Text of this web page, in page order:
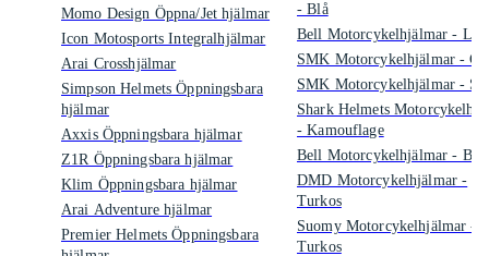
Momo Design Öppna/Jet hjälmar
Icon Motosports Integralhjälmar
Arai Crosshjälmar
Simpson Helmets Öppningsbara
hjälmar
Axxis Öppningsbara hjälmar
Z1R Öppningsbara hjälmar
Klim Öppningsbara hjälmar
Arai Adventure hjälmar
Premier Helmets Öppningsbara
- Blå
Bell Motorcykelhjälmar - Lila
SMK Motorcykelhjälmar -
SMK Motorcykelhjälmar -
Shark Helmets
- Kamouflage
Bell Motorcykelhjälmar -
DMD Motorcykelhjälmar -
Turkos
Suomy Motorcykelhjälmar -
Turkos